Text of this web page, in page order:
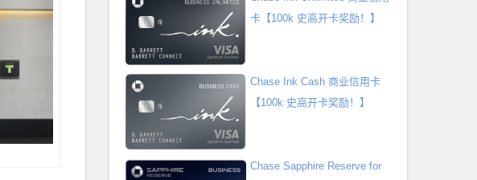
卡【100k 史高开卡奖励！】
Chase Ink Cash 商业信用卡
【100k 史高开卡奖励！】
Chase Sapphire Reserve for